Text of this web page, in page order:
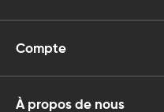
Compte
À propos de nous